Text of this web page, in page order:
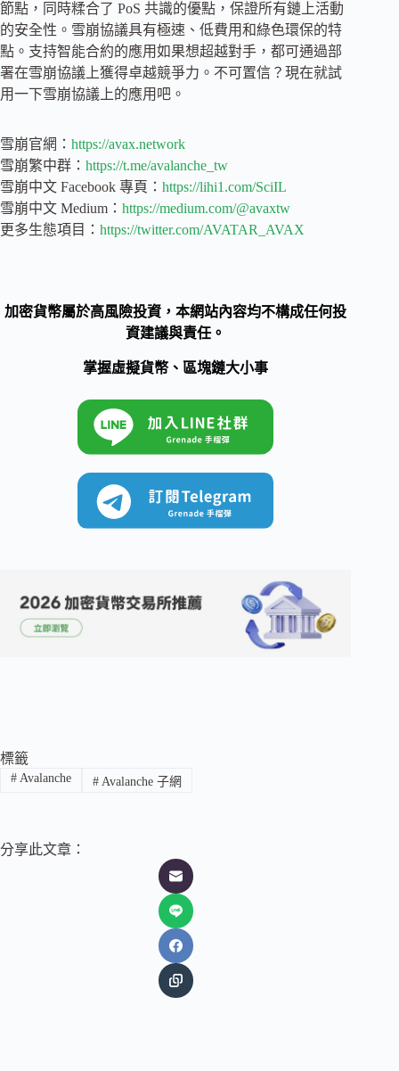
節點，同時糅合了 PoS 共識的優點，保證所有鏈上活動
的安全性。雪崩協議具有極速、低費用和綠色環保的特
點。支持智能合約的應用如果想超越對手，都可通過部
署在雪崩協議上獲得卓越競爭力。不可置信？現在就試
用一下雪崩協議上的應用吧。
雪崩官網： https://avax.network
雪崩繁中群： https://t.me/avalanche_tw
雪崩中文 Facebook 專頁： https://lihi1.com/SciIL
雪崩中文 Medium： https://medium.com/@avaxtw
更多生態項目： https://twitter.com/AVATAR_AVAX
加密貨幣屬於高風險投資，本網站內容均不構成任何投
資建議與責任。
掌握虛擬貨幣、區塊鏈大小事
標籤
#Avalanche #Avalanche 子網
分享此文章：